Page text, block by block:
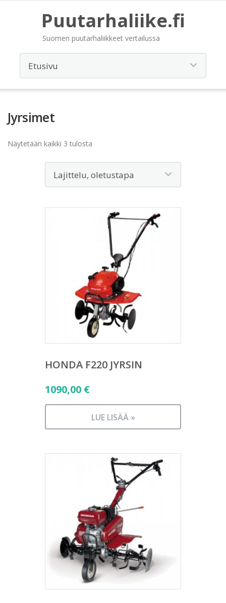
Puutarhaliike.fi
Suomen puutarhaliikkeet vertailussa
Jyrsimet
Näytetään kaikki 3 tulosta
HONDA F220 JYRSIN
1090,00 €
LUE LISÄÄ »